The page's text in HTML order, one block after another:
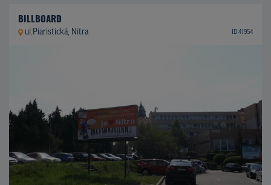
BILLBOARD
ul.Piaristická, Nitra ID 41954